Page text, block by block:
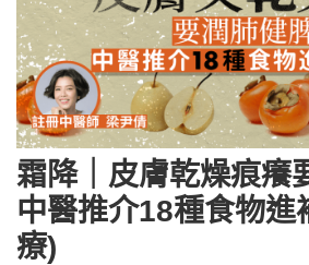
霜降｜皮膚乾燥痕癢
中醫推介18種食物進
療)